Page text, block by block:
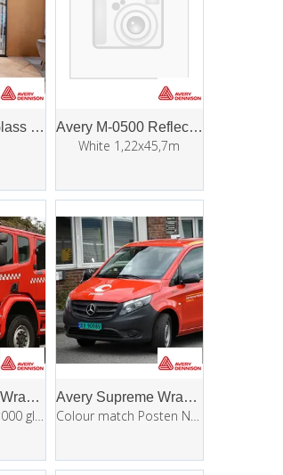
Avery Frosted Glass Window Film Avery M-0500 Reflective
White 1,22x45,7m
Avery Supreme Wrapping Film (SWF)
Brannbilrød RAL 3000 gloss 1,52x25m
Avery Supreme Wrapping Film (SWF)
Colour match Posten Norge 1,52x25m